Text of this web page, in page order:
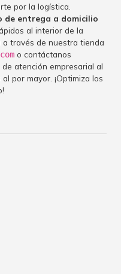
por la logística.
de entrega a domicilio
al interior de la
a través de nuestra tienda
o contáctanos
atención empresarial al
por mayor. ¡Optimiza los